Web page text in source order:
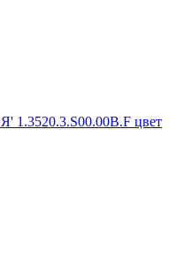
1.3520.3.S00.00B.F цвет